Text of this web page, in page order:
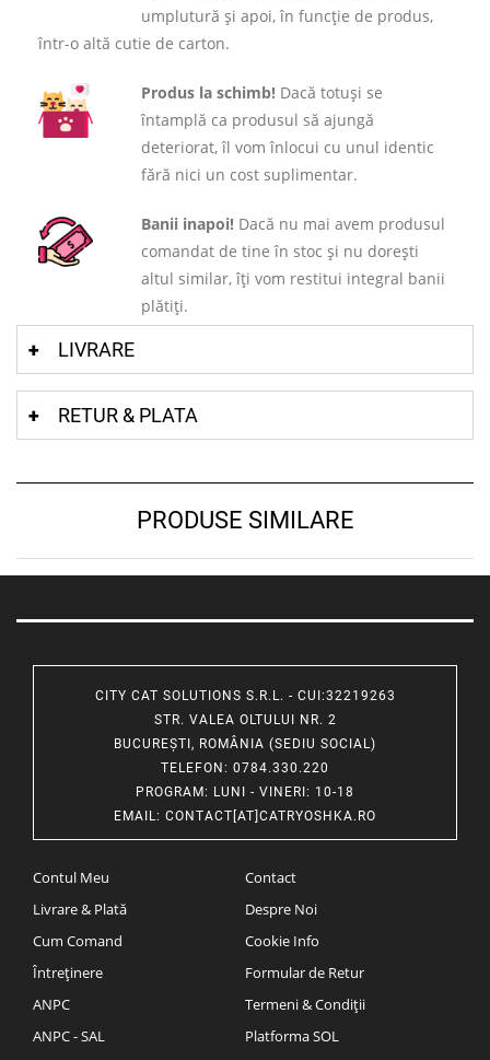
umplutură și apoi, în funcție de produs,
într-o altă cutie de carton.
Produs la schimb! Dacă totuși se
întamplă ca produsul să ajungă
deteriorat, îl vom înlocui cu unul identic
fără nici un cost suplimentar.
Banii inapoi! Dacă nu mai avem produsul
comandat de tine în stoc și nu dorești
altul similar, îți vom restitui integral banii
plătiți.
LIVRARE
RETUR & PLATA
PRODUSE SIMILARE
CITY CAT SOLUTIONS S.R.L. - CUI:32219263
STR. VALEA OLTULUI NR. 2
BUCUREȘTI, ROMÂNIA (SEDIU SOCIAL)
TELEFON : 0784.330.220
PROGRAM: LUNI - VINERI: 10-18
EMAIL: CONTACT[AT]CATRYOSHKA.RO
Contul Meu
Livrare & Plată
Cum Comand
Întreținere
ANPC
ANPC - SAL
Contact
Despre Noi
Cookie Info
Formular de Retur
Termeni & Condiții
Platforma SOL